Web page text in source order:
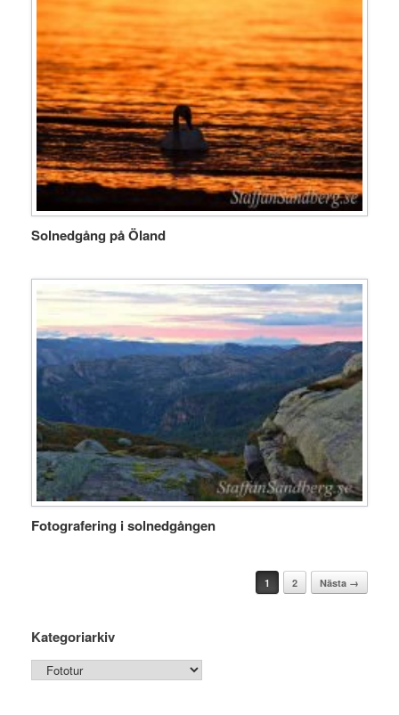
Solnedgång på Öland
Fotografering i solnedgången
1 2 Nästa →
Kategoriarkiv
Kategoriarkiv